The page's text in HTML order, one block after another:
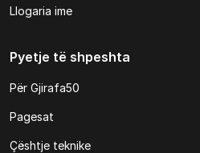
Llogaria ime
Pyetje të shpeshta
Për Gjirafa50
Pagesat
Çështje teknike